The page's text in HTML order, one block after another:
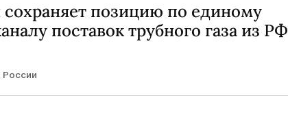
позицию по единому
поставок трубного газа из РФ
России